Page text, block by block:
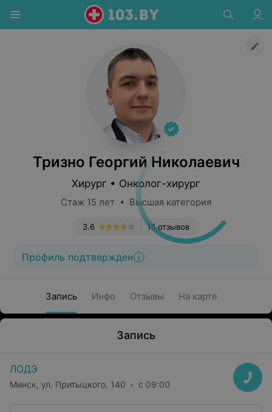
Тризно Георгий Николаевич
Хирург • Онколог-хирург
Стаж 15 лет • Высшая категория
13 отзывов
3.6
Профиль подтвержден
Запись Инфо Отзывы На карте
Запись
ЛОДЭ
Минск, ул. Притыцкого, 140 с 09:00